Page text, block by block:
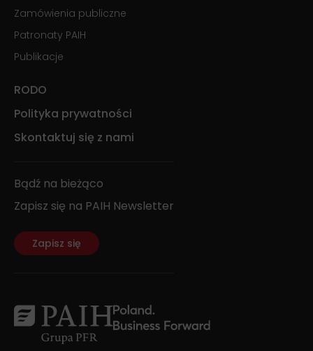
Zamówienia publiczne
Patronaty PAIH
Publikacje
RODO
Polityka prywatności
Skontaktuj się z nami
Bądź na bieżąco
Zapisz się na PAIH Newsletter
Zapisz się